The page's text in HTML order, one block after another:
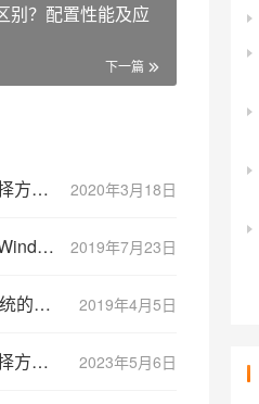
别？配置性能及应
下一篇
2020年3月18日
阿里云服务器镜像操作系统选择方法（Windows和Linux）
2019年7月23日
阿里云服务器镜像系统版本（Windows+Linux）汇总大全
2019年4月5日
阿里云ECS服务器更换操作系统的方法
2023年5月6日
阿里云服务器镜像操作系统选择方法（超详细）